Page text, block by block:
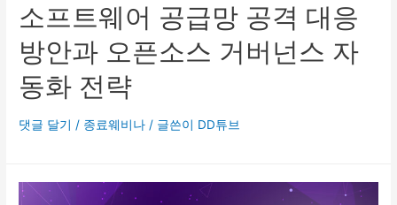
소프트웨어 공급망 공격 대응
방안과 오픈소스 거버넌스 자
동화 전략
댓글 달기 / 종료웨비나 / 글쓴이 DD튜브